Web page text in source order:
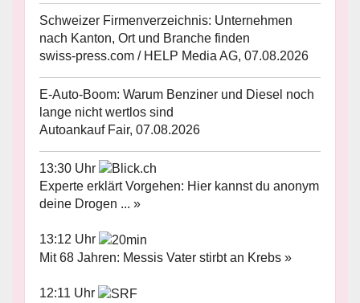
Schweizer Firmenverzeichnis: Unternehmen
nach Kanton, Ort und Branche finden
swiss-press.com / HELP Media AG, 07.08.2026
E-Auto-Boom: Warum Benziner und Diesel noch
lange nicht wertlos sind
Autoankauf Fair, 07.08.2026
13:30 Uhr
Experte erklärt Vorgehen: Hier kannst du anonym
deine Drogen ... »
13:12 Uhr
Mit 68 Jahren: Messis Vater stirbt an Krebs »
12:11 Uhr